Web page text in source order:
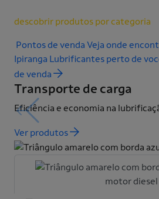
descobrir produtos por categoria
Pontos de venda Veja onde
Ipiranga Lubrificantes perto de
de venda
Transporte de carga
Eficiência e economia na
Ver produtos
motor diesel